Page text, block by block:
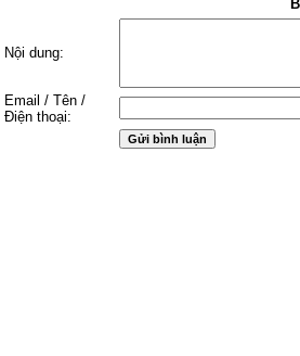
Nội dung:
Email / Tên /
Điện thoại: